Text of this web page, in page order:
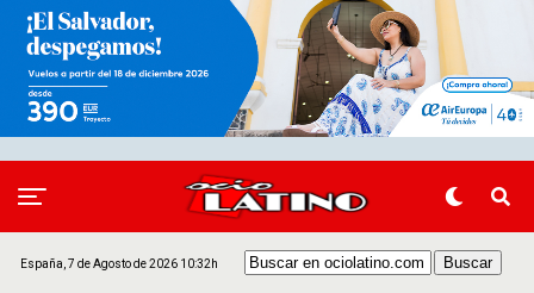
España, 7 de Agosto de 2026 10:32h